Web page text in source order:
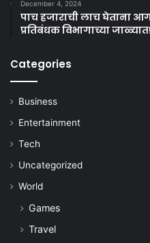
December 4, 2024
पाच हजाराची लाच घेताना
प्रतिबंधक विभागाच्या जाळ्यात!
Categories
Business
Entertainment
Tech
Uncategorized
World
Games
Travel